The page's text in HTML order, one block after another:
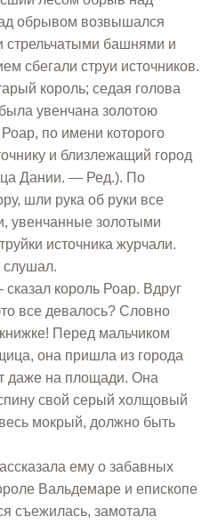
обрывом возвышался
стрельчатыми башнями и
сбегали струи источников.
король; седая голова
увенчана золотою
по имени которого
и близлежащий город
Дании. — Ред.). По
шли рука об руки все
увенчанные золотыми
источника журчали.
слушал.
король Роар. Вдруг
все девалось? Словно
Перед мальчиком
она пришла из города
даже на площади. Она
свой серый холщовый
мокрый, должно быть
ему о забавных
Вальдемаре и епископе
съежилась, замотала